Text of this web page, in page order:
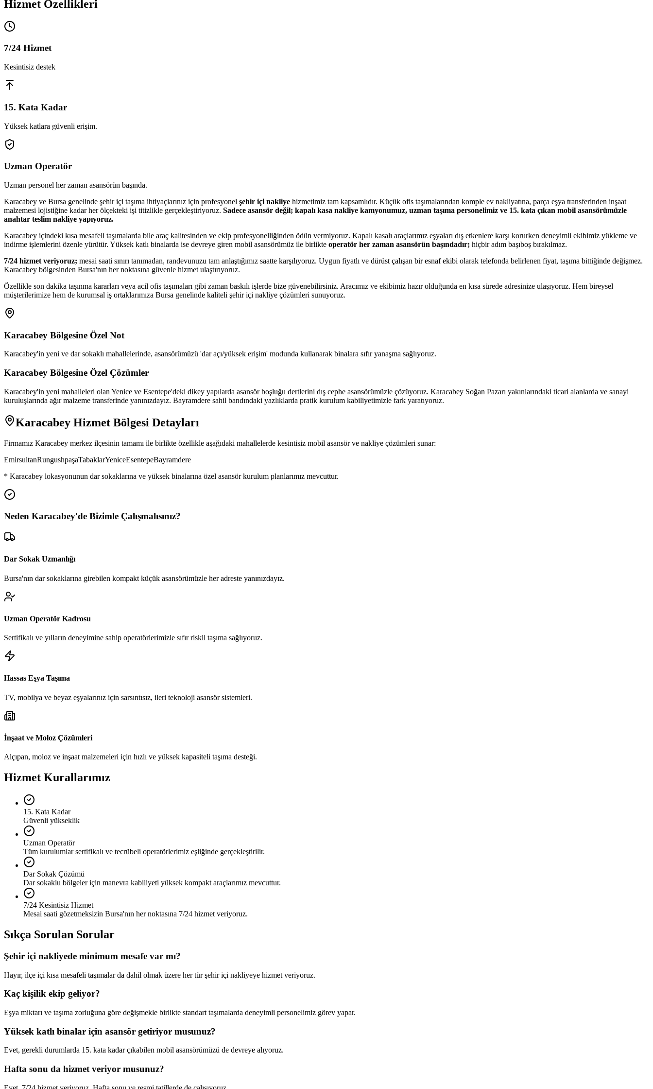
Hizmet Özellikleri
7/24 Hizmet
Kesintisiz destek
15. Kata Kadar
Yüksek katlara güvenli erişim.
Uzman Operatör
Uzman personel her zaman asansörün başında.
Karacabey ve Bursa genelinde şehir içi taşıma ihtiyaçlarınız için profesyonel şehir içi nakliye hizmetimiz tam kapsamlıdır. Küçük ofis taşımalarından komple ev nakliyatına, parça eşya transferinden inşaat
malzemesi lojistiğine kadar her ölçekteki işi titizlikle gerçekleştiriyoruz. Sadece asansör değil; kapalı kasa nakliye kamyonumuz, uzman taşıma personelimiz ve 15. kata çıkan mobil asansörümüzle
anahtar teslim nakliye yapıyoruz.
Karacabey içindeki kısa mesafeli taşımalarda bile araç kalitesinden ve ekip profesyonelliğinden ödün vermiyoruz. Kapalı kasalı araçlarımız eşyaları dış etkenlere karşı korurken deneyimli ekibimiz yükleme ve
indirme işlemlerini özenle yürütür. Yüksek katlı binalarda ise devreye giren mobil asansörümüz ile birlikte operatör her zaman asansörün başındadır; hiçbir adım başıboş bırakılmaz.
7/24 hizmet veriyoruz; mesai saati sınırı tanımadan, randevunuzu tam anlaştığımız saatte karşılıyoruz. Uygun fiyatlı ve dürüst çalışan bir esnaf ekibi olarak telefonda belirlenen fiyat, taşıma bittiğinde değişmez.
Karacabey bölgesinden Bursa'nın her noktasına güvenle hizmet ulaştırıyoruz.
Özellikle son dakika taşınma kararları veya acil ofis taşımaları gibi zaman baskılı işlerde bize güvenebilirsiniz. Aracımız ve ekibimiz hazır olduğunda en kısa sürede adresinize ulaşıyoruz. Hem bireysel
müşterilerimize hem de kurumsal iş ortaklarımıza Bursa genelinde kaliteli şehir içi nakliye çözümleri sunuyoruz.
Karacabey Bölgesine Özel Not
Karacabey'in yeni ve dar sokaklı mahallelerinde, asansörümüzü 'dar açı/yüksek erişim' modunda kullanarak binalara sıfır yanaşma sağlıyoruz.
Karacabey Bölgesine Özel Çözümler
Karacabey'in yeni mahalleleri olan Yenice ve Esentepe'deki dikey yapılarda asansör boşluğu dertlerini dış cephe asansörümüzle çözüyoruz. Karacabey Soğan Pazarı yakınlarındaki ticari alanlarda ve sanayi
kuruluşlarında ağır malzeme transferinde yanınızdayız. Bayramdere sahil bandındaki yazlıklarda pratik kurulum kabiliyetimizle fark yaratıyoruz.
Karacabey Hizmet Bölgesi Detayları
Firmamız Karacabey merkez ilçesinin tamamı ile birlikte özellikle aşağıdaki mahallelerde kesintisiz mobil asansör ve nakliye çözümleri sunar:
EmirsultanRungushpaşaTabaklarYeniceEsentepeBayramdere
* Karacabey lokasyonunun dar sokaklarına ve yüksek binalarına özel asansör kurulum planlarımız mevcuttur.
Neden Karacabey'de Bizimle Çalışmalısınız?
Dar Sokak Uzmanlığı
Bursa'nın dar sokaklarına girebilen kompakt küçük asansörümüzle her adreste yanınızdayız.
Uzman Operatör Kadrosu
Sertifikalı ve yılların deneyimine sahip operatörlerimizle sıfır riskli taşıma sağlıyoruz.
Hassas Eşya Taşıma
TV, mobilya ve beyaz eşyalarınız için sarsıntısız, ileri teknoloji asansör sistemleri.
İnşaat ve Moloz Çözümleri
Alçıpan, moloz ve inşaat malzemeleri için hızlı ve yüksek kapasiteli taşıma desteği.
Hizmet Kurallarımız
15. Kata Kadar
Güvenli yükseklik
Uzman Operatör
Tüm kurulumlar sertifikalı ve tecrübeli operatörlerimiz eşliğinde gerçekleştirilir.
Dar Sokak Çözümü
Dar sokaklu bölgeler için manevra kabiliyeti yüksek kompakt araçlarımız mevcuttur.
7/24 Kesintisiz Hizmet
Mesai saati gözetmeksizin Bursa'nın her noktasına 7/24 hizmet veriyoruz.
Sıkça Sorulan Sorular
Şehir içi nakliyede minimum mesafe var mı?
Hayır, ilçe içi kısa mesafeli taşımalar da dahil olmak üzere her tür şehir içi nakliyeye hizmet veriyoruz.
Kaç kişilik ekip geliyor?
Eşya miktarı ve taşıma zorluğuna göre değişmekle birlikte standart taşımalarda deneyimli personelimiz görev yapar.
Yüksek katlı binalar için asansör getiriyor musunuz?
Evet, gerekli durumlarda 15. kata kadar çıkabilen mobil asansörümüzü de devreye alıyoruz.
Hafta sonu da hizmet veriyor musunuz?